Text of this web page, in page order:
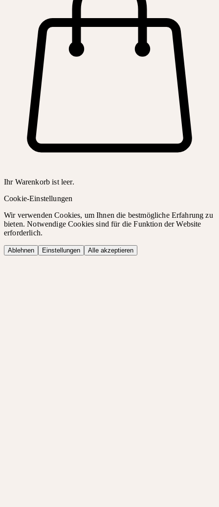
Ihr Warenkorb ist leer.
Cookie-Einstellungen
Wir verwenden Cookies, um Ihnen die bestmögliche Erfahrung zu
bieten. Notwendige Cookies sind für die Funktion der Website
erforderlich.
Ablehnen Einstellungen Alle akzeptieren